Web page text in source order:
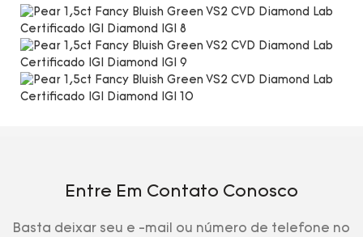
Entre Em Contato Conosco
Basta deixar seu e -mail ou número de telefone no